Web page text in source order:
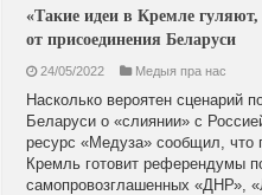
«Такие идеи в Кремле
от присоединения Беларуси
24/05/2022 Медыя пра нас
Насколько вероятен сценарий
Беларуси о «слиянии» с
ресурс «Медуза» сообщил, что
Кремль готовит референдумы
самопровозглашенных «ДНР»,